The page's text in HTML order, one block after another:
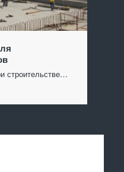
строительстве…